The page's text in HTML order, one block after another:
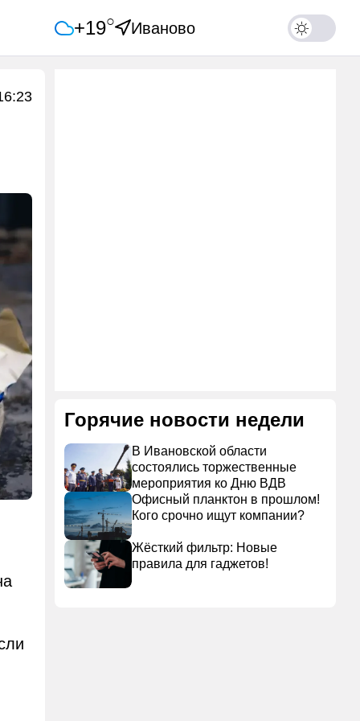
+19○ Иваново
Горячие новости недели
В Ивановской области
состоялись торжественные
мероприятия ко Дню ВДВ
Офисный планктон в прошлом!
Кого срочно ищут компании?
Жёсткий фильтр: Новые
правила для гаджетов!